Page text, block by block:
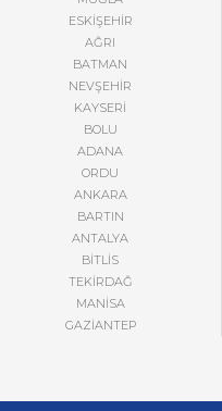
ESKİŞEHİR
AĞRI
BATMAN
NEVŞEHİR
KAYSERİ
BOLU
ADANA
ORDU
ANKARA
BARTIN
ANTALYA
BİTLİS
TEKİRDAĞ
MANİSA
GAZİANTEP